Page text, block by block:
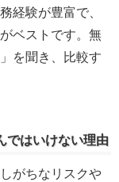
経験が豊富で、
ベストです。無
を聞き、比較す
ではいけない理由
がちなリスクや